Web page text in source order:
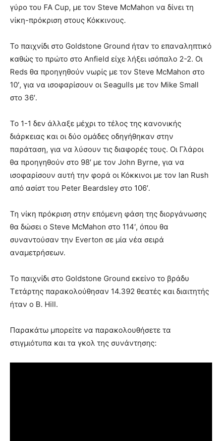
γύρο του FA Cup, με τον Steve McMahon να δίνει τη
νίκη-πρόκριση στους Κόκκινους.
Το παιχνίδι στο Goldstone Ground ήταν το επαναληπτικό
καθώς το πρώτο στο Anfield είχε λήξει ισόπαλο 2-2. Οι
Reds θα προηγηθούν νωρίς με τον Steve McMahon στο
10′, για να ισοφαρίσουν οι Seagulls με τον Mike Small
στο 36′.
Το 1-1 δεν άλλαξε μέχρι το τέλος της κανονικής
διάρκειας και οι δύο ομάδες οδηγήθηκαν στην
παράταση, για να λύσουν τις διαφορές τους. Οι Γλάροι
θα προηγηθούν στο 98′ με τον John Byrne, για να
ισοφαρίσουν αυτή την φορά οι Κόκκινοι με τον Ian Rush
από ασίστ του Peter Beardsley στο 106′.
Τη νίκη πρόκριση στην επόμενη φάση της διοργάνωσης
θα δώσει ο Steve McMahon στο 114′, όπου θα
συναντούσαν την Everton σε μία νέα σειρά
αναμετρήσεων.
Το παιχνίδι στο Goldstone Ground εκείνο το βράδυ
Τετάρτης παρακολούθησαν 14.392 θεατές και διαιτητής
ήταν ο B. Hill.
Παρακάτω μπορείτε να παρακολουθήσετε τα
στιγμιότυπα και τα γκολ της συνάντησης: